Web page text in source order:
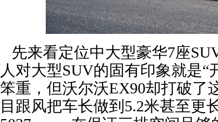
先来看定位中大型豪华7座
人对大型SUV的固有印象就是
笨重，但沃尔沃EX90却打破了
目跟风把车长做到5.2米甚至更